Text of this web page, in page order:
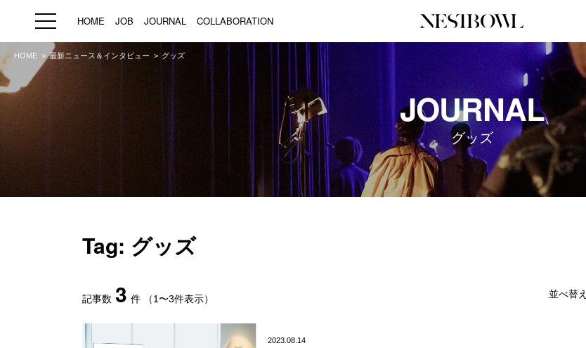
HOME JOB JOURNAL COLLABORATION
HOME JOB
求人検索
新着求人
ブランド一覧
JOURNAL
インタビュー
エデュケーション
ニュース＆イベント
データ
COLLABORATION
コラボ募集一覧
コラボ募集記事
コラボ実績案内
HOME 最新ニュース＆インタビュー グッズ
JOURNAL
グッズ
Tag: グッズ
記事数 3 件 （1〜3件表示） 並べ替え
2023.08.14